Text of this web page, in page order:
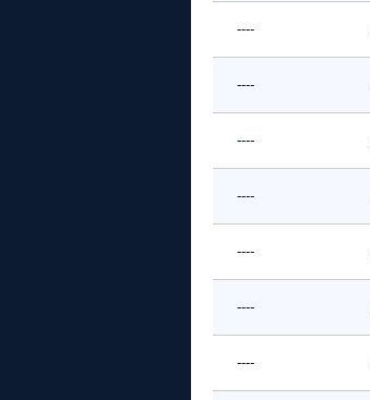
----
----
----
----
----
----
----